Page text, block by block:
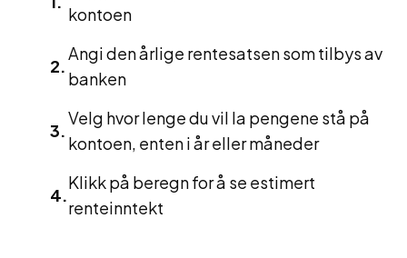
kontoen
Angi den årlige rentesatsen som tilbys av
banken
Velg hvor lenge du vil la pengene stå på
kontoen, enten i år eller måneder
Klikk på beregn for å se estimert
renteinntekt